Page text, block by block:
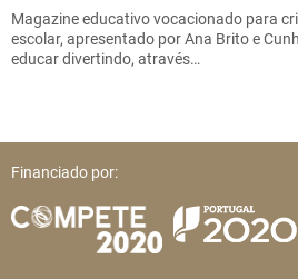
Magazine educativo vocacionado para
escolar, apresentado por Ana Brito e
educar divertindo, através…
Financiado por: